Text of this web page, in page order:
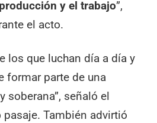
y el trabajo”,
el acto.
los que luchan día a día y
formar parte de una
soberana”, señaló el
También advirtió